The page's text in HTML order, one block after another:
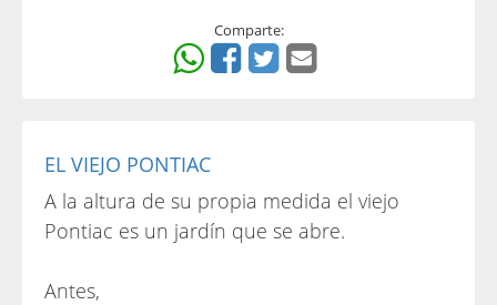
Comparte:
EL VIEJO PONTIAC
A la altura de su propia medida el viejo
Pontiac es un jardín que se abre.
Antes,